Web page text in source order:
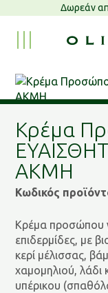
Δωρεάν
Κρέμα
ΑΚΜΗ
Κωδικός
Κρέμα προσώπου
επιδερμίδες, με
κερί μέλισσας,
χαμομηλιού, λάδι
υπέρικου